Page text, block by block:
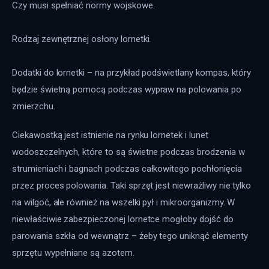
Czy musi spełniać normy wojskowe.
Rodzaj zewnętrznej osłony lornetki.
Dodatki do lornetki – na przykład podświetlany kompas, który
będzie świetną pomocą podczas wypraw na polowania po
zmierzchu.
Ciekawostką jest istnienie na rynku lornetek i lunet
wodoszczelnych, które to są świetne podczas brodzenia w
strumieniach i bagnach podczas całkowitego pochłonięcia
przez proces polowania. Taki sprzęt jest niewrażliwy nie tylko
na wilgoć, ale również na wszelki pył i mikroorganizmy. W
niewłaściwie zabezpieczonej lornetce mogłoby dojść do
parowania szkła od wewnątrz – żeby tego uniknąć elementy
sprzętu wypełniane są azotem.